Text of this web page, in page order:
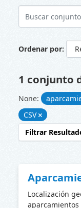
Ordenar por
1 conjunto
None:
CSV
Filtrar
Localización